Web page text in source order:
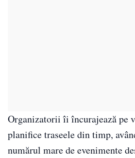
Organizatorii îi încurajează pe
planifice traseele din timp,
numărul mare de evenimente